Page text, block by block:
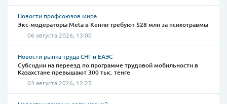
Новости профсоюзов мира
Экс-модераторы Meta в Кении требуют $28 млн за психотравмы
06 августа 2026, 13:00
Новости рынка труда СНГ и ЕАЭС
Субсидии на переезд по программе трудовой мобильности в
Казахстане превышают 300 тыс. тенге
03 августа 2026, 12:25